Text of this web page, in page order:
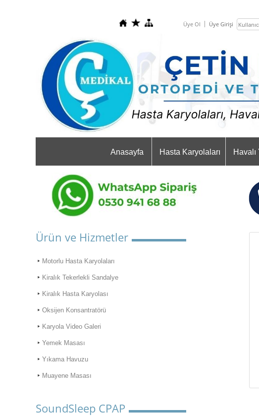
Üye Ol Üye Girişi
Anasayfa Hasta Karyolaları
Ürün ve Hizmetler
Motorlu Hasta Karyolaları
Kiralık Tekerlekli Sandalye
Kiralık Hasta Karyolası
Oksijen Konsantratörü
Karyola Video Galeri
Yemek Masası
Yıkama Havuzu
Muayene Masası
SoundSleep CPAP